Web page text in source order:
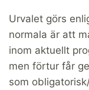
Urvalet görs
normala är att
inom aktuellt
men förtur får
som